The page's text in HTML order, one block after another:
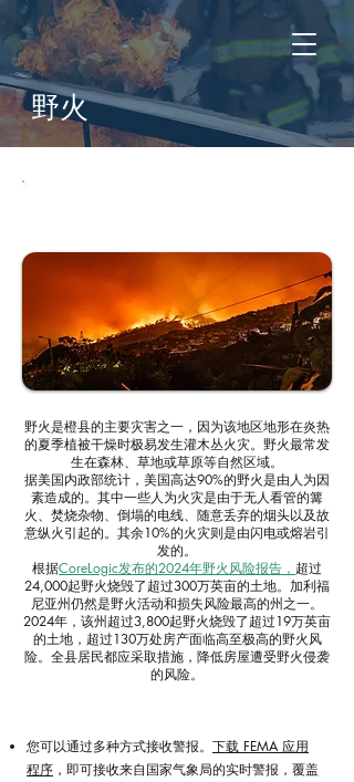
野火
野火是橙县的主要灾害之一，因为该地区地形在炎热
的夏季植被干燥时极易发生灌木丛火灾。野火最常发
生在森林、草地或草原等自然区域。
据美国内政部统计，美国高达90%的野火是由人为因
素造成的。其中一些人为火灾是由于无人看管的篝
火、焚烧杂物、倒塌的电线、随意丢弃的烟头以及故
意纵火引起的。其余10%的火灾则是由闪电或熔岩引
发的。
根据CoreLogic发布的2024年野火风险报告， 超过
24,000起野火烧毁了超过300万英亩的土地。加利福
尼亚州仍然是野火活动和损失风险最高的州之一。
2024年，该州超过3,800起野火烧毁了超过19万英亩
的土地，超过130万处房产面临高至极高的野火风
险。全县居民都应采取措施，降低房屋遭受野火侵袭
的风险。
您可以通过多种方式接收警报。 下载 FEMA 应用
程序 ，即可接收来自国家气象局的实时警报，覆盖